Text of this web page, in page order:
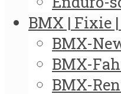
BMX | Fixie
BMX-
BMX-
BMX-